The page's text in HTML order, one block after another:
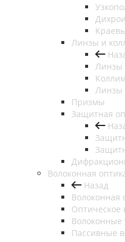
Линзы и
Линзы
Линзы
Призмы
Защитная
Волоконная
Назад
Волоконная
Оптическое
Волоконные
Пассивные